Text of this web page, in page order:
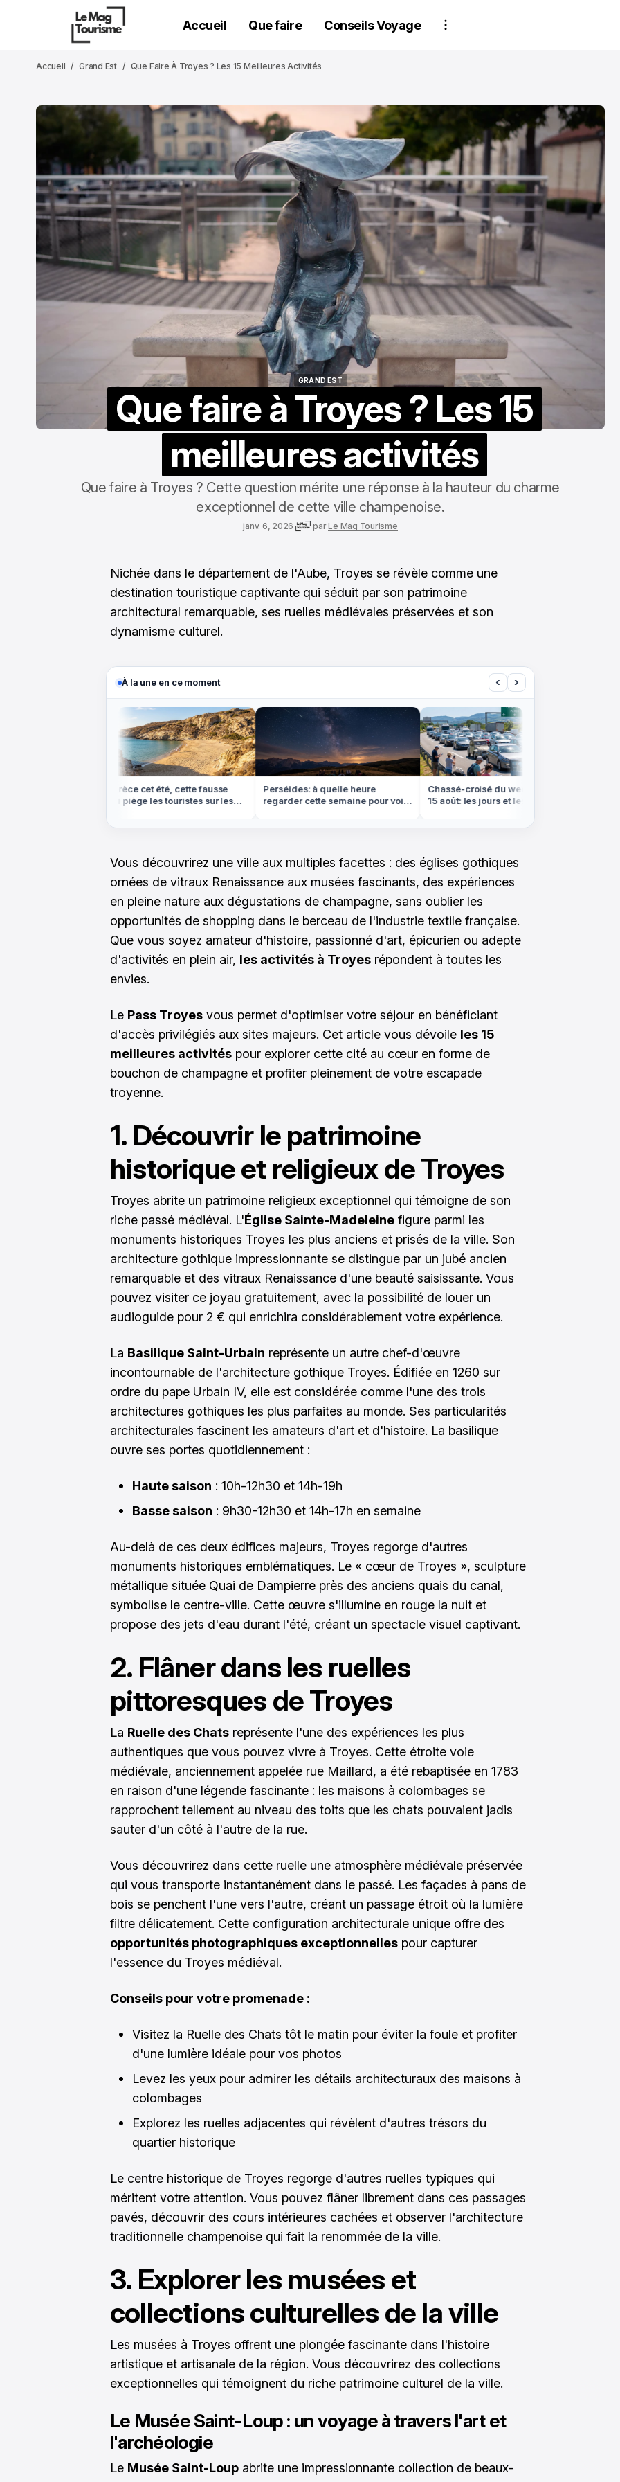
Accueil Que faire Conseils Voyage
Accueil Grand Est Que Faire À Troyes ? Les 15 Meilleures Activités
GRAND EST
Que faire à Troyes ? Les 15
meilleures activités
Que faire à Troyes ? Cette question mérite une réponse à la hauteur du charme
exceptionnel de cette ville champenoise.
janv. 6, 2026 parLe Mag Tourisme
Nichée dans le département de l'Aube, Troyes se révèle comme une
destination touristique captivante qui séduit par son patrimoine
architectural remarquable, ses ruelles médiévales préservées et son
dynamisme culturel.
À la une en ce moment ‹ ›
En Grèce cet été, cette fausse
appli piège les touristes sur les
Perséides: à quelle heure
regarder cette semaine pour voir
Chassé-croisé du week-end du
15 août: les jours et les axes à
On
Vous découvrirez une ville aux multiples facettes : des églises gothiques
ornées de vitraux Renaissance aux musées fascinants, des expériences
en pleine nature aux dégustations de champagne, sans oublier les
opportunités de shopping dans le berceau de l'industrie textile française.
Que vous soyez amateur d'histoire, passionné d'art, épicurien ou adepte
d'activités en plein air, les activités à Troyes répondent à toutes les
envies.
Le Pass Troyes vous permet d'optimiser votre séjour en bénéficiant
d'accès privilégiés aux sites majeurs. Cet article vous dévoile les 15
meilleures activités pour explorer cette cité au cœur en forme de
bouchon de champagne et profiter pleinement de votre escapade
troyenne.
1. Découvrir le patrimoine
historique et religieux de Troyes
Troyes abrite un patrimoine religieux exceptionnel qui témoigne de son
riche passé médiéval. L'Église Sainte-Madeleine figure parmi les
monuments historiques Troyes les plus anciens et prisés de la ville. Son
architecture gothique impressionnante se distingue par un jubé ancien
remarquable et des vitraux Renaissance d'une beauté saisissante. Vous
pouvez visiter ce joyau gratuitement, avec la possibilité de louer un
audioguide pour 2 € qui enrichira considérablement votre expérience.
La Basilique Saint-Urbain représente un autre chef-d'œuvre
incontournable de l'architecture gothique Troyes. Édifiée en 1260 sur
ordre du pape Urbain IV, elle est considérée comme l'une des trois
architectures gothiques les plus parfaites au monde. Ses particularités
architecturales fascinent les amateurs d'art et d'histoire. La basilique
ouvre ses portes quotidiennement :
Haute saison : 10h-12h30 et 14h-19h
Basse saison : 9h30-12h30 et 14h-17h en semaine
Au-delà de ces deux édifices majeurs, Troyes regorge d'autres
monuments historiques emblématiques. Le « cœur de Troyes », sculpture
métallique située Quai de Dampierre près des anciens quais du canal,
symbolise le centre-ville. Cette œuvre s'illumine en rouge la nuit et
propose des jets d'eau durant l'été, créant un spectacle visuel captivant.
2. Flâner dans les ruelles
pittoresques de Troyes
La Ruelle des Chats représente l'une des expériences les plus
authentiques que vous pouvez vivre à Troyes. Cette étroite voie
médiévale, anciennement appelée rue Maillard, a été rebaptisée en 1783
en raison d'une légende fascinante : les maisons à colombages se
rapprochent tellement au niveau des toits que les chats pouvaient jadis
sauter d'un côté à l'autre de la rue.
Vous découvrirez dans cette ruelle une atmosphère médiévale préservée
qui vous transporte instantanément dans le passé. Les façades à pans de
bois se penchent l'une vers l'autre, créant un passage étroit où la lumière
filtre délicatement. Cette configuration architecturale unique offre des
opportunités photographiques exceptionnelles pour capturer
l'essence du Troyes médiéval.
Conseils pour votre promenade :
Visitez la Ruelle des Chats tôt le matin pour éviter la foule et profiter
d'une lumière idéale pour vos photos
Levez les yeux pour admirer les détails architecturaux des maisons à
colombages
Explorez les ruelles adjacentes qui révèlent d'autres trésors du
quartier historique
Le centre historique de Troyes regorge d'autres ruelles typiques qui
méritent votre attention. Vous pouvez flâner librement dans ces passages
pavés, découvrir des cours intérieures cachées et observer l'architecture
traditionnelle champenoise qui fait la renommée de la ville.
3. Explorer les musées et
collections culturelles de la ville
Les musées à Troyes offrent une plongée fascinante dans l'histoire
artistique et artisanale de la région. Vous découvrirez des collections
exceptionnelles qui témoignent du riche patrimoine culturel de la ville.
Le Musée Saint-Loup : un voyage à travers l'art et
l'archéologie
Le Musée Saint-Loup abrite une impressionnante collection de beaux-
PARTENAIRES
PARTENAIRES
Estime ton bien
Conseils
pour une
précise
oct. 31, 2025